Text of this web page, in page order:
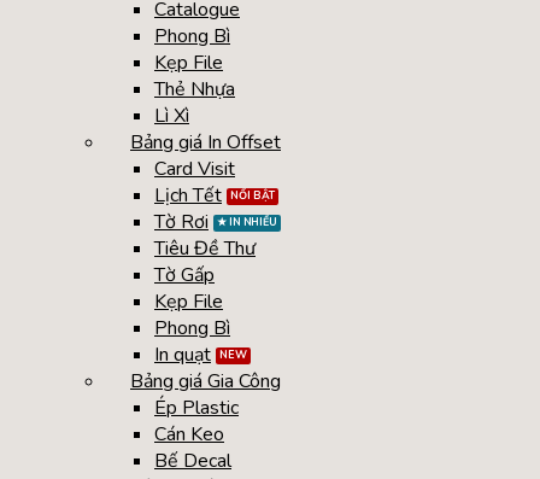
Catalogue
Phong Bì
Kẹp File
Thẻ Nhựa
Lì Xì
Bảng giá In Offset
Card Visit
Lịch Tết
Tờ Rơi
Tiêu Đề Thư
Tờ Gấp
Kẹp File
Phong Bì
In quạt
Bảng giá Gia Công
Ép Plastic
Cán Keo
Bế Decal